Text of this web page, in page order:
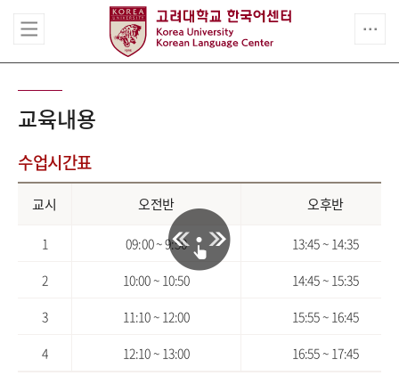
교육내용
수업시간표
교시 오전반 오후반
1 09:00 ~ 9:50 13:45 ~ 14:35
2 10:00 ~ 10:50 14:45 ~ 15:35
3 11:10 ~ 12:00 15:55 ~ 16:45
4 12:10 ~ 13:00 16:55 ~ 17:45